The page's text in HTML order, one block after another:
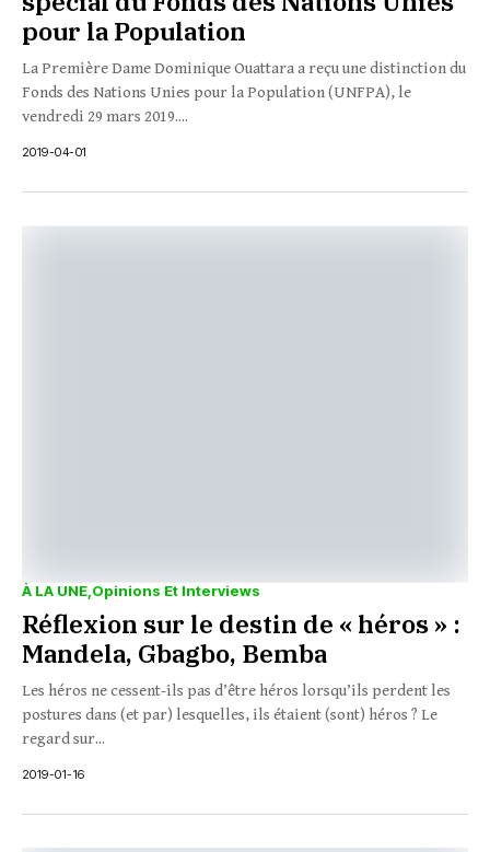
pour la Population
La Première Dame Dominique Ouattara a reçu une distinction du
Fonds des Nations Unies pour la Population (UNFPA), le
vendredi 29 mars 2019....
2019-04-01
À LA UNE Opinions Et Interviews
Réflexion sur le destin de « héros » :
Mandela, Gbagbo, Bemba
Les héros ne cessent-ils pas d’être héros lorsqu’ils perdent les
postures dans (et par) lesquelles, ils étaient (sont) héros ? Le
regard sur...
2019-01-16